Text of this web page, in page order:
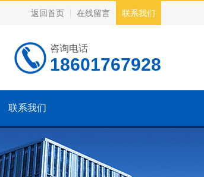
返回首页 在线留言 联系我们
咨询电话
18601767928
联系我们